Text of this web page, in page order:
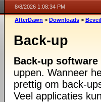
8/8/2026 1:08:34 PM
AfterDawn > Downloads >
Back-up
Back-up software
uppen. Wanneer
prettig om back-
Veel applicaties